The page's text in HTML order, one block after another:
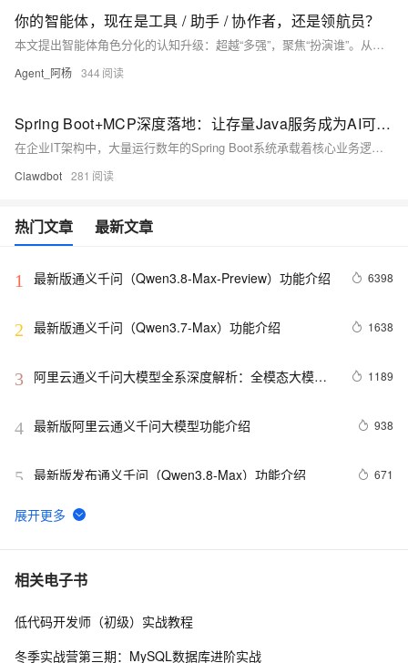
你的智能体，现在是工具 / 助手 / 协作者，还是领航员？
本文提出智能体角色分化的认知升级：超越“多强”，聚焦“扮演谁”。从工具、助手、协作者到领航员，四类角色对应不同责任边界与能力前提。多数失效源于角色错配——误将工具当领航员。关键不在模型多聪明，而在明确：目标谁定？路径谁选？失败谁兜底？
Agent_阿杨 344
Spring Boot+MCP深度落地：让存量Java服务成为AI可调用业务工具实战流程
在企业IT架构中，大量运行数年的Spring Boot系统承载着核心业务逻辑、数据与流程，是数字化体系里不可替代的资产。但随着大模型与AI应用的普及，一个普遍难题逐渐凸显：这些成熟的Java业务系统拥有完整接口与数据，却无法被AI直接识别和调用，形成了数据与智能之间的壁垒。传统解决方案往往需要人工导出数据、复制内容至AI对话框，不仅效率低下，还存在数据泄露、操作繁琐等问题。而MCP（模型上下文协议）的出现，搭配Spring AI生态，为存量Spring Boot服务接入AI提供了轻量化、无侵入的解决方案。本文将结合企业人力资源管理系统实战，完整讲解如何基于SSE传输模式搭建MCP服务端与客户端
Clawdbot 281
热门文章 最新文章
1 最新版通义千问（Qwen3.8-Max-Preview）功能介绍 6398
2 最新版通义千问（Qwen3.7-Max）功能介绍 1638
3
阿里云通义千问大模型全系深度解析：全模态大模型
1189
4 最新版阿里云通义千问大模型功能介绍 938
5 最新版发布通义千问（Qwen3.8-Max）功能介绍 671
6 最新版通义千问（Qwen3.7-Max）功能介绍
7 阿里云通义千问大模型最新功能介绍
8 阿里云千问大模型详细介绍：包含模型、应用场景、模
相关电子书
低代码开发师（初级）实战教程
冬季实战营第三期：MySQL数据库进阶实战